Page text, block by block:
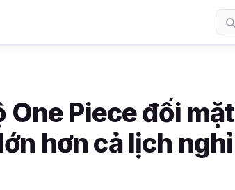
One Piece đối mặt
hơn cả lịch nghỉ